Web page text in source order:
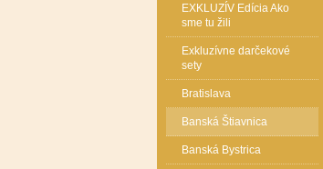
EXKLUZÍV Edícia Ako
sme tu žili
Exkluzívne darčekové
sety
Bratislava
Banská Štiavnica
Banská Bystrica